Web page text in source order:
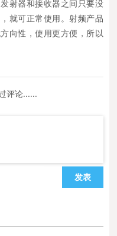
射器和接收器之间只要没
就可正常使用。射频产品
向性，使用更方便，所以
评论......
发表